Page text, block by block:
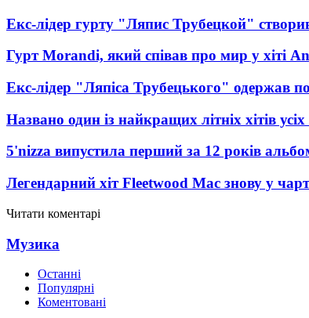
Екс-лідер гурту "Ляпис Трубецкой"
Гурт Morandi, який співав про мир у хіті
Екс-лідер "Ляпіса Трубецького" одержав
Названо один із найкращих літніх хітів усіх
5'nizza випустила перший за 12 років
Легендарний хіт Fleetwood Mac знову у
Читати коментарі
Музика
Останні
Популярні
Коментовані